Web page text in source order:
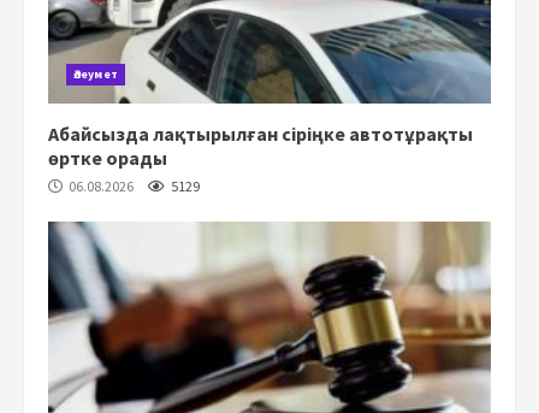
Әлеумет
Абайсызда лақтырылған сіріңке автотұрақты
өртке орады
06.08.2026 5129